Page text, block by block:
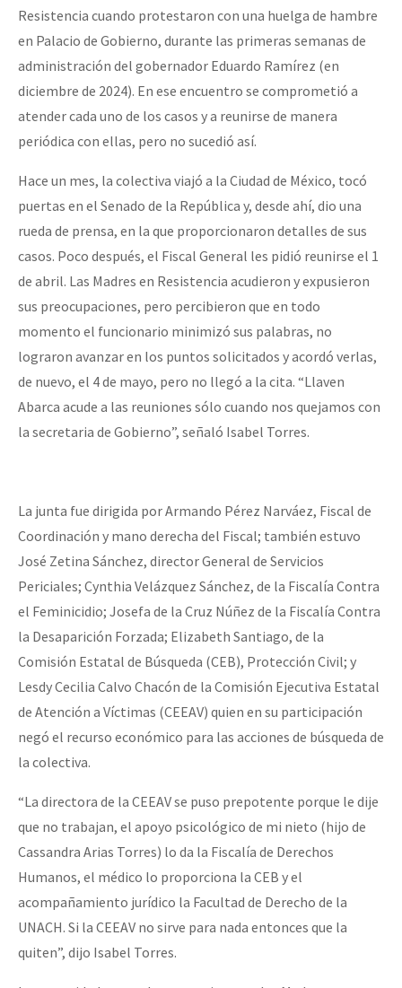
Resistencia cuando protestaron con una huelga de hambre
en Palacio de Gobierno, durante las primeras semanas de
administración del gobernador Eduardo Ramírez (en
diciembre de 2024). En ese encuentro se comprometió a
atender cada uno de los casos y a reunirse de manera
periódica con ellas, pero no sucedió así.
Hace un mes, la colectiva viajó a la Ciudad de México, tocó
puertas en el Senado de la República y, desde ahí, dio una
rueda de prensa, en la que proporcionaron detalles de sus
casos. Poco después, el Fiscal General les pidió reunirse el 1
de abril. Las Madres en Resistencia acudieron y expusieron
sus preocupaciones, pero percibieron que en todo
momento el funcionario minimizó sus palabras, no
lograron avanzar en los puntos solicitados y acordó verlas,
de nuevo, el 4 de mayo, pero no llegó a la cita. “Llaven
Abarca acude a las reuniones sólo cuando nos quejamos con
la secretaria de Gobierno”, señaló Isabel Torres.
La junta fue dirigida por Armando Pérez Narváez, Fiscal de
Coordinación y mano derecha del Fiscal; también estuvo
José Zetina Sánchez, director General de Servicios
Periciales; Cynthia Velázquez Sánchez, de la Fiscalía Contra
el Feminicidio; Josefa de la Cruz Núñez de la Fiscalía Contra
la Desaparición Forzada; Elizabeth Santiago, de la
Comisión Estatal de Búsqueda (CEB), Protección Civil; y
Lesdy Cecilia Calvo Chacón de la Comisión Ejecutiva Estatal
de Atención a Víctimas (CEEAV) quien en su participación
negó el recurso económico para las acciones de búsqueda de
la colectiva.
“La directora de la CEEAV se puso prepotente porque le dije
que no trabajan, el apoyo psicológico de mi nieto (hijo de
Cassandra Arias Torres) lo da la Fiscalía de Derechos
Humanos, el médico lo proporciona la CEB y el
acompañamiento jurídico la Facultad de Derecho de la
UNACH. Si la CEEAV no sirve para nada entonces que la
quiten”, dijo Isabel Torres.